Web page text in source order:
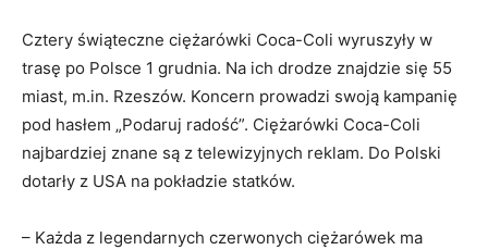
Cztery świąteczne ciężarówki Coca-Coli wyruszyły w
trasę po Polsce 1 grudnia. Na ich drodze znajdzie się 55
miast, m.in. Rzeszów. Koncern prowadzi swoją kampanię
pod hasłem „Podaruj radość”. Ciężarówki Coca-Coli
najbardziej znane są z telewizyjnych reklam. Do Polski
dotarły z USA na pokładzie statków.
– Każda z legendarnych czerwonych ciężarówek ma